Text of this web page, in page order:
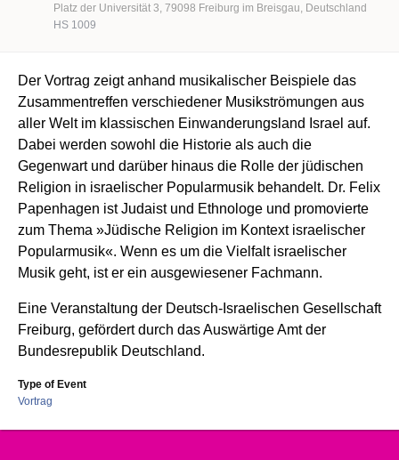
Platz der Universität 3 79098 Freiburg im Breisgau Deutschland
HS 1009
Der Vortrag zeigt anhand musikalischer Beispiele das
Zusammentreffen verschiedener Musikströmungen aus
aller Welt im klassischen Einwanderungsland Israel auf.
Dabei werden sowohl die Historie als auch die
Gegenwart und darüber hinaus die Rolle der jüdischen
Religion in israelischer Popularmusik behandelt. Dr. Felix
Papenhagen ist Judaist und Ethnologe und promovierte
zum Thema »Jüdische Religion im Kontext israelischer
Popularmusik«. Wenn es um die Vielfalt israelischer
Musik geht, ist er ein ausgewiesener Fachmann.
Eine Veranstaltung der Deutsch-Israelischen Gesellschaft
Freiburg, gefördert durch das Auswärtige Amt der
Bundesrepublik Deutschland.
Type of Event
Vortrag